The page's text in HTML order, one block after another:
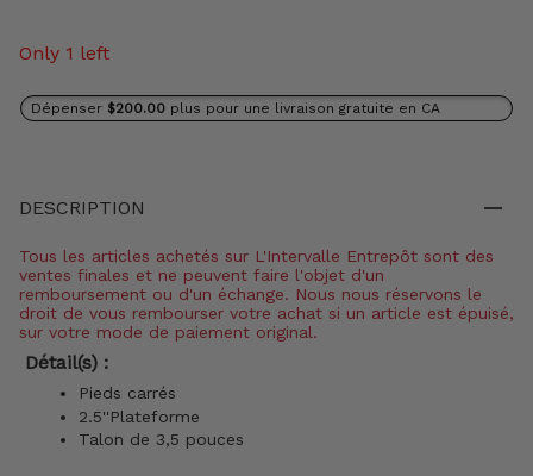
Only 1 left
Dépenser $200.00 plus pour une livraison gratuite en CA
DESCRIPTION
Tous les articles achetés sur L'Intervalle Entrepôt sont des
ventes finales et ne peuvent faire l'objet d'un
remboursement ou d'un échange. Nous nous réservons le
droit de vous rembourser votre achat si un article est épuisé,
sur votre mode de paiement original.
Détail(s) :
Pieds carrés
2.5''Plateforme
Talon de 3,5 pouces